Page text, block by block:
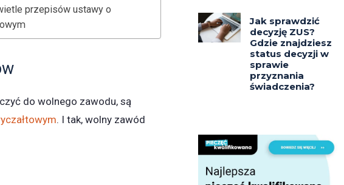
przepisów ustawy o
do wolnego zawodu, są
. I tak, wolny zawód
Jak sprawdzić
decyzję ZUS?
Gdzie znajdziesz
status decyzji w
sprawie
przyznania
świadczenia?